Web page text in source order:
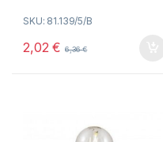
u
f
SKU: 81.139/5/B
2,02€ 6,36€